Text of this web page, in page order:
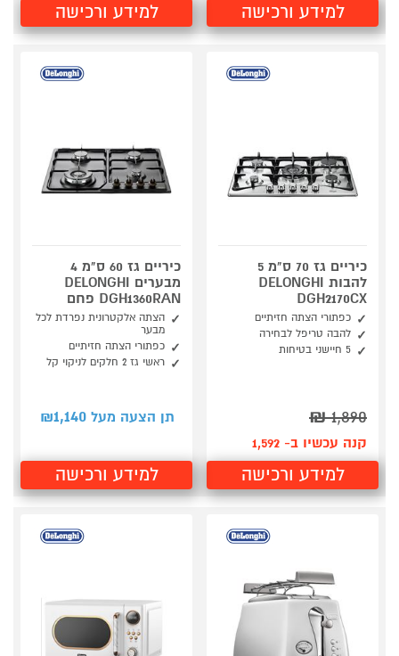
למידע ורכישה למידע ורכישה
כיריים גז 70 ס"מ 5
להבות DELONGHI
DGH2170CX
כפתורי הצתה חזיתיים
להבה טריפל לבחירה
5 חיישני בטיחות
1,890
₪
קנה עכשיו ב- 1,592
למידע ורכישה
כיריים גז 60 ס"מ 4
מבערים DELONGHI
DGH1360RAN פחם
הצתה אלקטרונית נפרדת לכל
מבער
כפתורי הצתה חזיתיים
ראשי גז 2 חלקים לניקוי קל
תן הצעה מעל ₪ 1,140
למידע ורכישה